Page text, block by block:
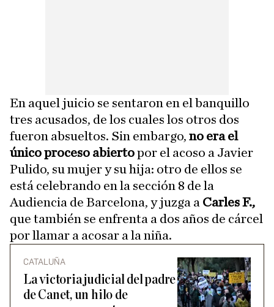
En aquel juicio se sentaron en el banquillo
tres acusados, de los cuales los otros dos
fueron absueltos. Sin embargo, no era el
único proceso abiertopor el acoso a Javier
Pulido, su mujer y su hija: otro de ellos se
está celebrando en la sección 8 de la
Audiencia de Barcelona, y juzga a Carles F.,
que también se enfrenta a dos años de cárcel
por llamar a acosar a la niña.
CATALUÑA
La victoria judicial del padre
de Canet, un hilo de